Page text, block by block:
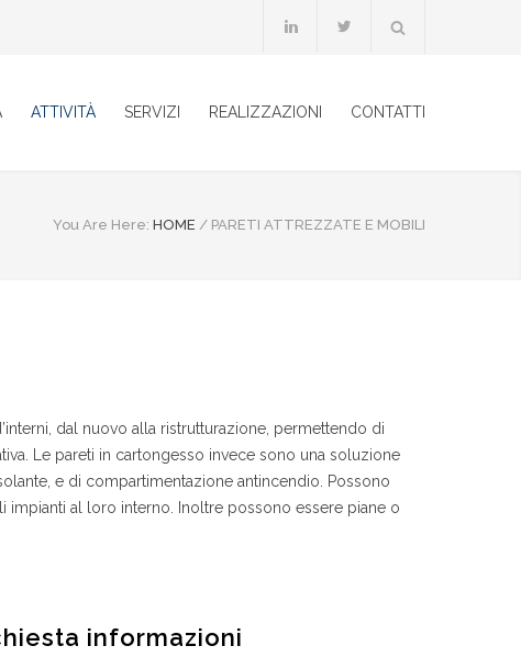
ATTIVITÀ SERVIZI REALIZZAZIONI CONTATTI
You Are Here: HOME / PARETI ATTREZZATE E MOBILI
dal nuovo alla ristrutturazione, permettendo di
Le pareti in cartongesso invece sono una soluzione
e di compartimentazione antincendio. Possono
impianti al loro interno. Inoltre possono essere piane o
informazioni